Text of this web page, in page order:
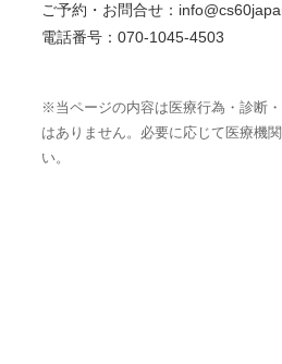
ご予約・お問合せ：
電話番号：070-1045-4503
※当ページの内容は医療行為・診断
はありません。必要に応じて医療機
い。